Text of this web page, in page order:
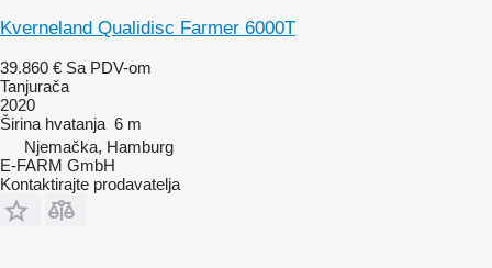
Kverneland Qualidisc Farmer 6000T
39.860 € Sa PDV-om
Tanjurača
2020
Širina hvatanja 6 m
Njemačka, Hamburg
E-FARM GmbH
Kontaktirajte prodavatelja